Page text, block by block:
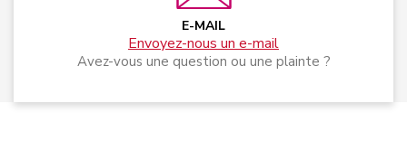
E-MAIL
Envoyez-nous un e-mail
Avez-vous une question ou une plainte ?